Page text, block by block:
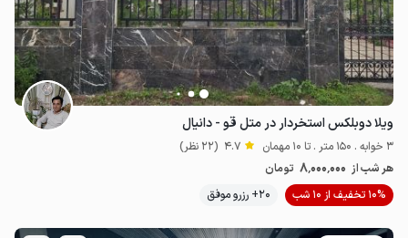
ویلا دوبلکس استخردار در متل قو - دانیال
3 خوابه . 150 متر . تا 10 مهمان 4.7 (22 نظر)
هر شب از 8٬000٬000 تومان
10% تخفیف از 10 شب
20+ رزرو موفق